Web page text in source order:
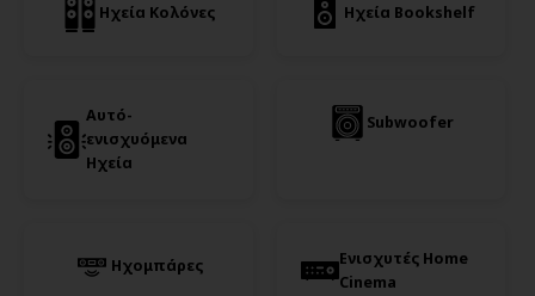
Ηχεία Κολόνες Ηχεία Bookshelf
Αυτό-
ενισχυόμενα
Ηχεία
Subwoofer
Ηχομπάρες
Ενισχυτές Home
Cinema